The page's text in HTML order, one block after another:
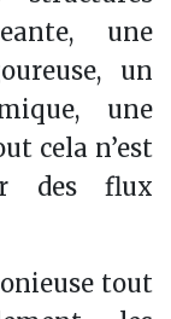
une
un
une
cela n’est
des flux
tout